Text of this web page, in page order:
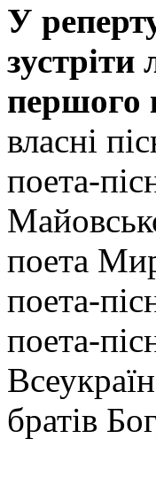
У
зустріти
першого
власні
поета-
поета
поета-
поета-
братів